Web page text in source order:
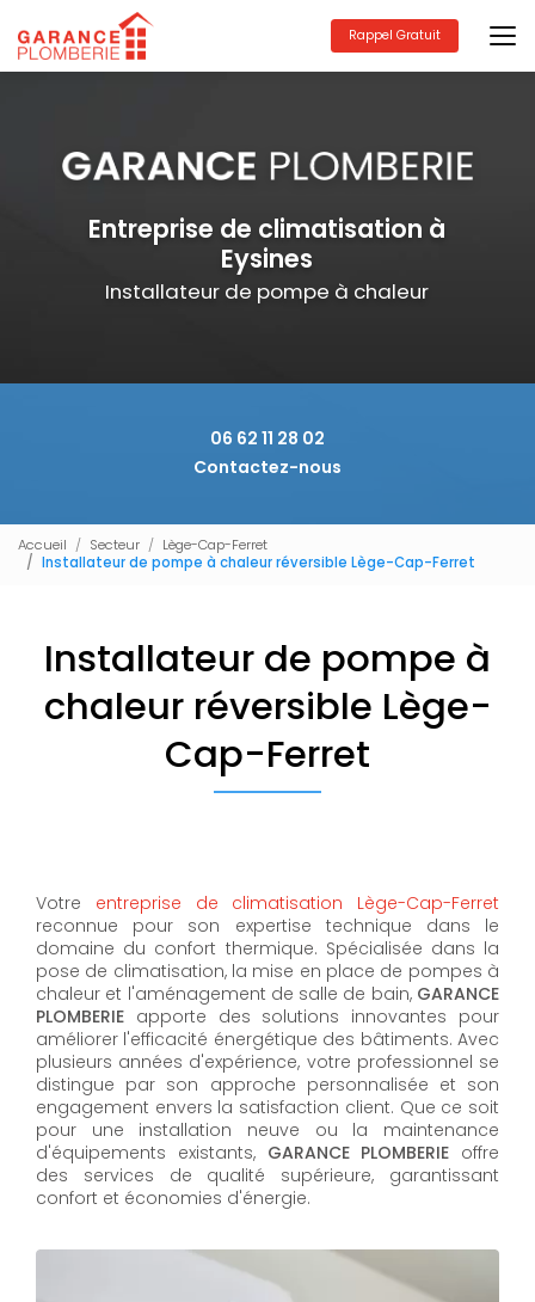
au
contenu
principal
Rappel Gratuit
Entreprise de climatisation à
Eysines
Installateur de pompe à chaleur
06 62 11 28 02
Contactez-nous
Accueil Secteur
Lège-Cap-Ferret
Installateur de pompe à chaleur réversible Lège-Cap-Ferret
Installateur de pompe à
chaleur réversible Lège-
Cap-Ferret
Votre entreprise de climatisation Lège-Cap-Ferret
reconnue pour son expertise technique dans le
domaine du confort thermique. Spécialisée dans la
pose de climatisation, la mise en place de pompes à
chaleur et l'aménagement de salle de bain, GARANCE
PLOMBERIE apporte des solutions innovantes pour
améliorer l'efficacité énergétique des bâtiments. Avec
plusieurs années d'expérience, votre professionnel se
distingue par son approche personnalisée et son
engagement envers la satisfaction client. Que ce soit
pour une installation neuve ou la maintenance
d'équipements existants, GARANCE PLOMBERIE offre
des services de qualité supérieure, garantissant
confort et économies d'énergie.